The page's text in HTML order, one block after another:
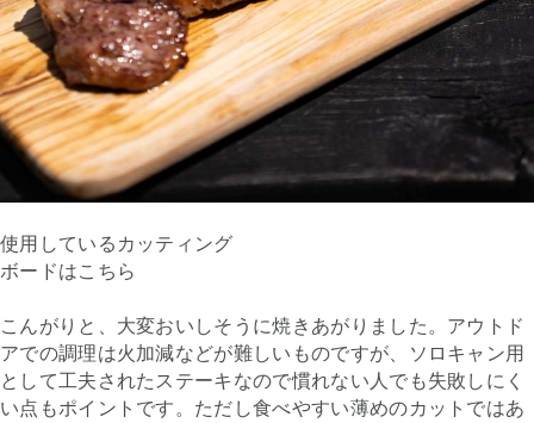
使用しているカッティング
ボードはこちら
こんがりと、大変おいしそうに焼きあがりました。アウトド
アでの調理は火加減などが難しいものですが、ソロキャン用
として工夫されたステーキなので慣れない人でも失敗しにく
い点もポイントです。ただし食べやすい薄めのカットではあ